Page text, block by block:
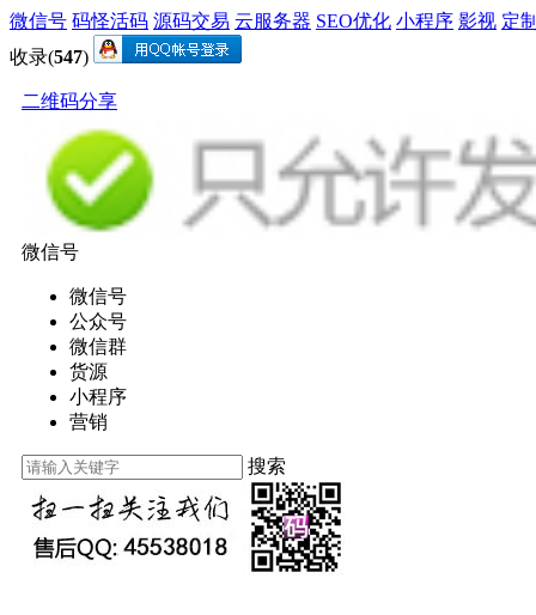
微信号 码怪活码 源码交易 云服务器 SEO优化 小程序 影视 定
收录(547)
二维码分享
微信号
微信号
公众号
微信群
货源
小程序
营销
搜索